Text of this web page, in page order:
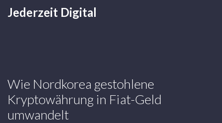
Jederzeit Digital
Wie Nordkorea gestohlene
Kryptowährung in Fiat-Geld
umwandelt